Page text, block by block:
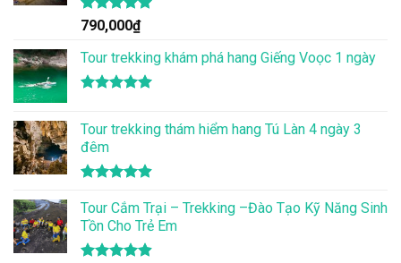
Được xếp
hạng
5.00
5 sao
790,000₫
Tour trekking khám phá hang Giếng Voọc 1 ngày
5 sao
Tour trekking thám hiểm hang Tú Làn 4 ngày 3
đêm
hạng4.86
5 sao
Tour Cắm Trại – Trekking –Đào Tạo Kỹ Năng Sinh
Tồn Cho Trẻ Em